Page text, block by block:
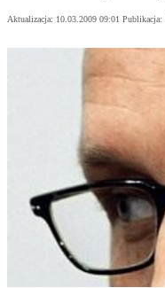
Aktualizacja: 10.03.2009 09:01 Publikacja: